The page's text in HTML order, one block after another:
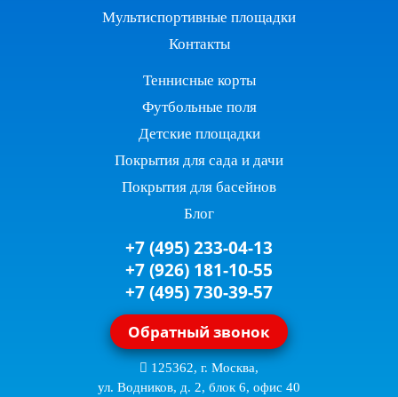
Мультиспортивные площадки
Контакты
Теннисные корты
Футбольные поля
Детские площадки
Покрытия для сада и дачи
Покрытия для басейнов
Блог
+7 (495) 233-04-13
+7 (926) 181-10-55
+7 (495) 730-39-57
Обратный звонок
125362, г. Москва,
ул. Водников, д. 2, блок 6, офис 40